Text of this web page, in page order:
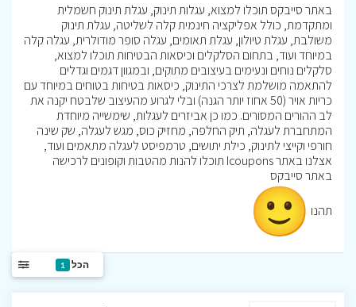
באתר סייבקס תוכלו למצוא, עגלות תינוק, עגלת תינוק חשמלית
ומתקדמת, כולל אפליקציה חינמית קלה לשליטה, עגלת תינוק
משולבת, עגלת טיולון, עגלת תאומים, עגלה סופר מודולרית, עגלה קלה
במיוחד ועוד, בתחום הסלקלים וכיסאות הבטיחות תוכלו למצוא,
סלקלים נוחים ונעימים בעיצובים מתוקים, ובמגוון דגמים וגדלים
להתאמה מושלמת לצרכי התינוק, כיסאות בטיחות בטוחים במיוחד עם
כריות אויר (50 אחוז יותר הגנה) ובלי לגרוע מהעיצוב שלבטח יקנה את
לב ההורים המסורים. כמו כן אביזרים לעגלות, שימשייה מיוחדת
המתחברת לעגלה, תיק החלפה, מחזיק כוס, מגש לעגלה, שק שינה
חורפי וקייצי לתינוק, כילת יתושים, טרמפיסט לעגלה מתאמים ועוד,
אצלנו באתר Icoupons תוכלו להנות מהטבות וקופונים לרכישה
באתר סייבקס
תהנו
הכל 1